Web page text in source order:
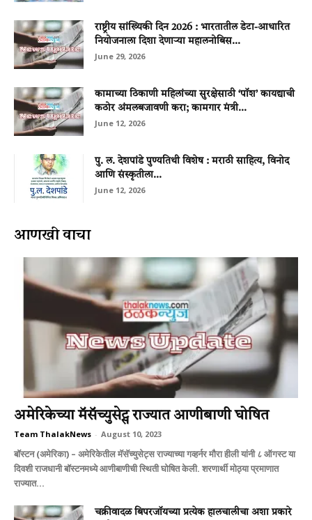
राष्ट्रीय सांख्यिकी दिन 2026 : भारतातील डेटा-आधारित
नियोजनाला दिशा देणाऱ्या महालनोबिस...
June 29, 2026
कामाच्या ठिकाणी महिलांच्या सुरक्षेसाठी ‘पॉश’ कायद्याची
कठोर अंमलबजावणी करा; कामगार मंत्री...
June 12, 2026
पु. ल. देशपांडे पुण्यतिथी विशेष : मराठी साहित्य, विनोद
आणि संस्कृतीला...
June 12, 2026
आणखी वाचा
अमेरिकेच्या मॅसॅच्युसेट्स राज्यात आणीबाणी घोषित
Team ThalakNews - August 10, 2023
बॉस्टन (अमेरिका) – अमेरिकेतील मॅसॅच्युसेट्स राज्याच्या गव्हर्नर मौरा हीली यांनी ८ ऑगस्ट या
दिवशी राजधानी बॉस्टनमध्ये आणीबाणीची स्थिती घोषित केली. शरणार्थी मोठ्या प्रमाणात
राज्यात...
चक्रीवादळ बिपरजॉयच्या प्रत्येक हालचालीचा अशा प्रकारे